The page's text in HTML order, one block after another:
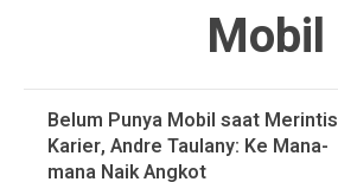
Mobil
Belum Punya Mobil saat Merintis
Karier, Andre Taulany: Ke Mana-
mana Naik Angkot